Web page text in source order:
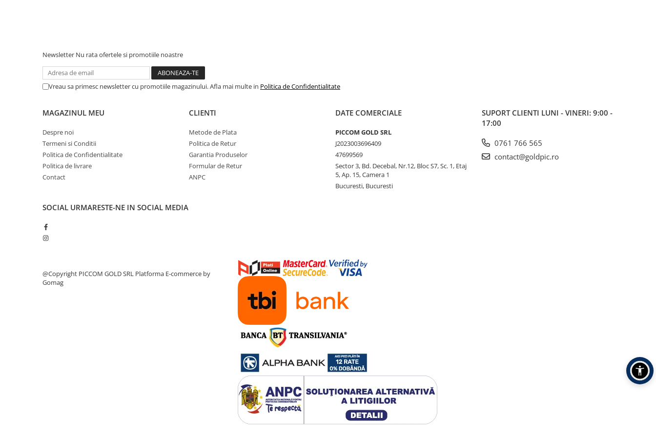
Newsletter Nu rata ofertele si promotiile noastre
Vreau sa primesc newsletter cu promotiile magazinului. Afla mai multe in Politica de Confidentialitate
MAGAZINUL MEU
Despre noi
Termeni si Conditii
Politica de Confidentialitate
Politica de livrare
Contact
CLIENTI
Metode de Plata
Politica de Retur
Garantia Produselor
Formular de Retur
ANPC
DATE COMERCIALE
PICCOM GOLD SRL
J2023003696409
47699569
Sector 3, Bd. Decebal, Nr.12, Bloc S7, Sc. 1, Etaj
5, Ap. 15, Camera 1
Bucuresti, Bucuresti
SUPORT CLIENTI LUNI - VINERI: 9:00 -
17:00
0761 766 565
contact@goldpic.ro
SOCIAL URMARESTE-NE IN SOCIAL MEDIA
@Copyright PICCOM GOLD SRL Platforma E-commerce by
Gomag